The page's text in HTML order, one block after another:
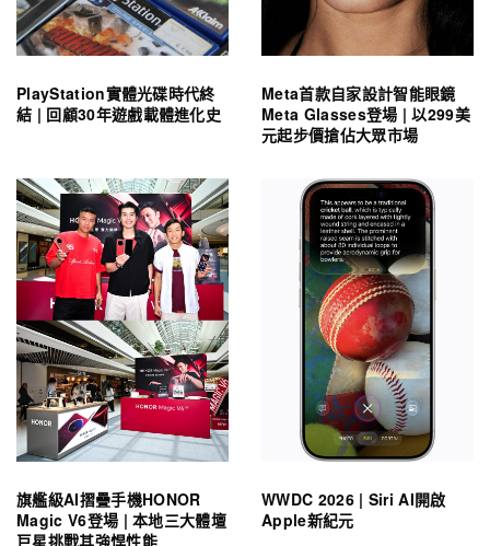
PlayStation實體光碟時代終
結 | 回顧30年遊戲載體進化史
Meta首款自家設計智能眼鏡
Meta Glasses登場 | 以299美
元起步價搶佔大眾市場
旗艦級AI摺疊手機HONOR
Magic V6登場 | 本地三大體壇
巨星挑戰其強悍性能
WWDC 2026 | Siri AI開啟
Apple新紀元